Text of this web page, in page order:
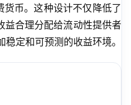
货币。这种设计不仅降低了
益合理分配给流动性提供者
定和可预测的收益环境。